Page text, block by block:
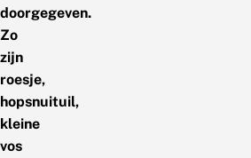
doorgegeven.
Zo
zijn
roesje,
hopsnuituil,
kleine
vos